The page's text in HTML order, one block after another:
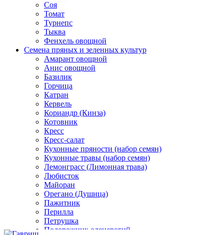
Соя
Томат
Турнепс
Тыква
Фенхель овощной
Семена пряных и зеленных культур
Амарант овощной
Анис овощной
Базилик
Горчица
Катран
Кервель
Кориандр (Кинза)
Котовник
Кресс
Кресс-салат
Кухонные пряности (набор семян)
Кухонные травы (набор семян)
Лемонграсс (Лимонная трава)
Любисток
Майоран
Орегано (Душица)
Пажитник
Перилла
Петрушка
Подорожник оленерогий